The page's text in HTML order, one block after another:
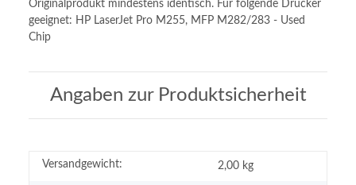
Originalprodukt mindestens identisch. Für folgende Drucker
geeignet: HP LaserJet Pro M255, MFP M282/283 - Used
Chip
Angaben zur Produktsicherheit
Versandgewicht: 2,00 kg